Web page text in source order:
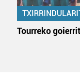
Tourreko